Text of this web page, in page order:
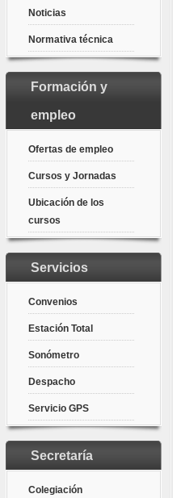
Noticias
Normativa técnica
Formación y
empleo
Ofertas de empleo
Cursos y Jornadas
Ubicación de los
cursos
Servicios
Convenios
Estación Total
Sonómetro
Despacho
Servicio GPS
Secretaría
Colegiación